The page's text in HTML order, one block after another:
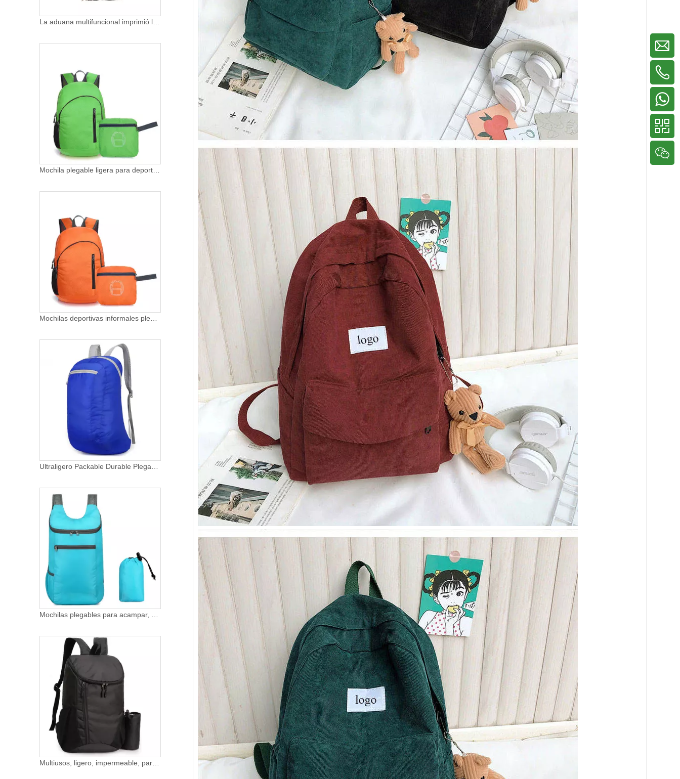
Mochila plegable ligera para deportes informales, mochila para senderismo al aire libre, mochila plegable para exteriores, bolsa de viaje para senderismo
Mochilas deportivas informales plegables para viajes al aire libre para acampar al aire libre para mujer, mochila Liegestuhl, mochilas de senderismo grandes y baratas
Ultraligero Packable Durable Plegable Impermeable Viaje Senderismo Mochila Mochila Wasserdicht para Hombres Mujeres Niños
Mochilas plegables para acampar, senderismo, impermeables, ligeras, empacables, para hombro, para senderismo, informales, plegables, para exteriores
Multiusos, ligero, impermeable, para hombre, personalizado, precio de fábrica, viaje, senderismo, montañismo, mochila plegable, bolsa de camping
Mochilas de senderismo impermeables a precio de fábrica personalizadas mochila de viaje 35l ligera plegable oxford mochila deportiva para acampar